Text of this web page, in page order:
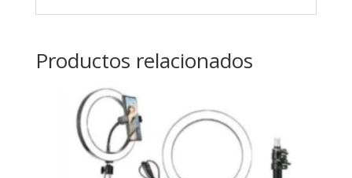
Productos relacionados